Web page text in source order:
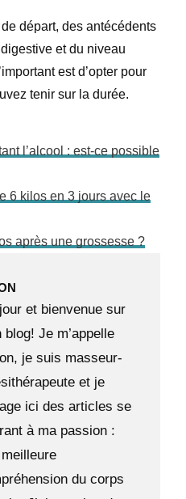
départ, des antécédents
et du niveau
est d’opter pour
tenir sur la durée.
l’alcool : est-ce possible
6 kilos en 3 jours avec le
après une grossesse ?
et bienvenue sur
blog! Je m’appelle
je suis masseur-
et je
ici des articles se
à ma passion :
du corps